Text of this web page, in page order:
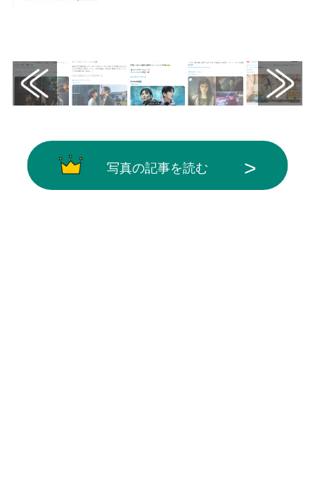
写真の記事を読む